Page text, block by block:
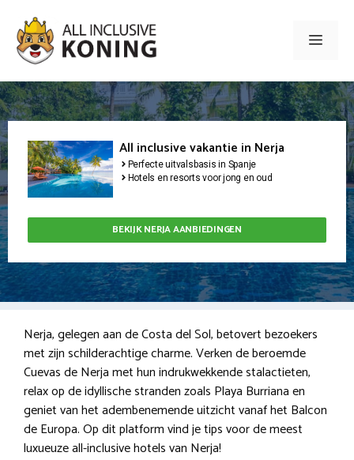
naar
inhoud
Menu
All inclusive vakantie in Nerja
Perfecte uitvalsbasis in Spanje
Hotels en resorts voor jong en oud
BEKIJK NERJA AANBIEDINGEN
Nerja, gelegen aan de Costa del Sol, betovert bezoekers
met zijn schilderachtige charme. Verken de beroemde
Cuevas de Nerja met hun indrukwekkende stalactieten,
relax op de idyllische stranden zoals Playa Burriana en
geniet van het adembenemende uitzicht vanaf het Balcon
de Europa. Op dit platform vind je tips voor de meest
luxueuze all-inclusive hotels van Nerja!